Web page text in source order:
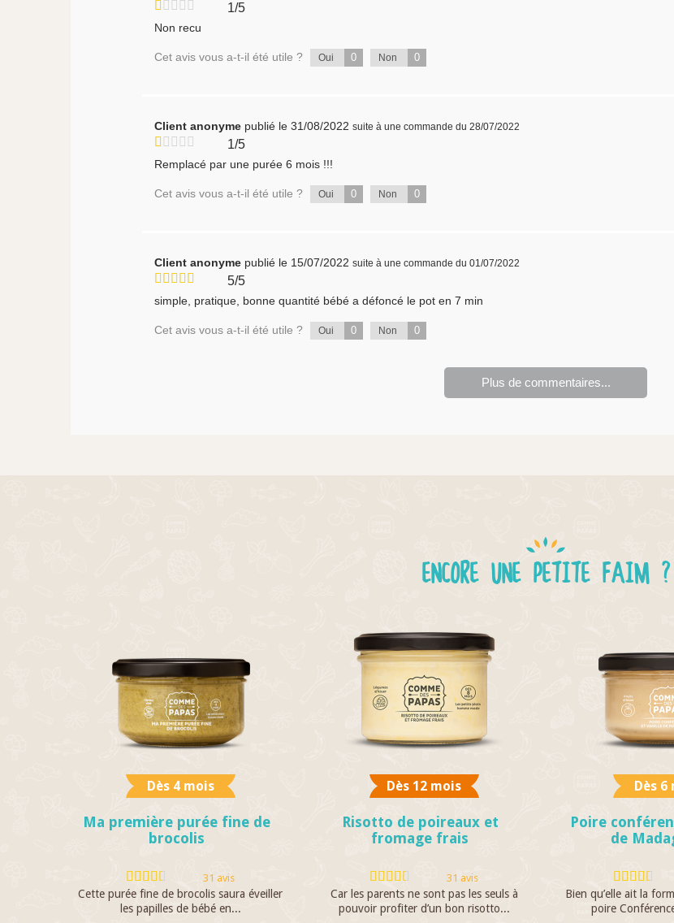
1/5
Non recu
Cet avis vous a-t-il été utile ? Oui 0 Non 0
Client anonyme publié le 31/08/2022 suite à une commande du 28/07/2022
1/5
Remplacé par une purée 6 mois !!!
Cet avis vous a-t-il été utile ? Oui 0 Non 0
Client anonyme publié le 15/07/2022 suite à une commande du 01/07/2022
5/5
simple, pratique, bonne quantité bébé a défoncé le pot en 7 min
Cet avis vous a-t-il été utile ? Oui 0 Non 0
Plus de commentaires...
ENCORE UNE PETITE FAIM ?
Dès 4 mois
Ma première purée fine de
brocolis
31 avis
Cette purée fine de brocolis saura éveiller
les papilles de bébé en...
Dès 12 mois
Risotto de poireaux et
fromage frais
31 avis
Car les parents ne sont pas les seuls à
pouvoir profiter d’un bon risotto...
Dès 6
Poire
de
Bien qu’elle ait la
poire